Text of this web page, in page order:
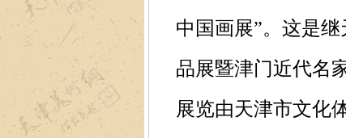
中国画展”。这是
品展暨津门近代名
展览由天津市文化